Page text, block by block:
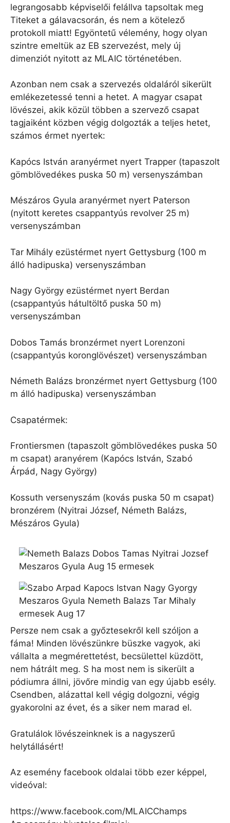
legrangosabb képviselői felállva tapsoltak meg
Titeket a gálavacsorán, és nem a kötelező
protokoll miatt! Egyöntetű vélemény, hogy olyan
szintre emeltük az EB szervezést, mely új
dimenziót nyitott az MLAIC történetében.
Azonban nem csak a szervezés oldaláról sikerült
emlékezetessé tenni a hetet. A magyar csapat
lövészei, akik közül többen a szervező csapat
tagjaiként közben végig dolgozták a teljes hetet,
számos érmet nyertek:
Kapócs István aranyérmet nyert Trapper (tapaszolt
gömblövedékes puska 50 m) versenyszámban
Mészáros Gyula aranyérmet nyert Paterson
(nyitott keretes csappantyús revolver 25 m)
versenyszámban
Tar Mihály ezüstérmet nyert Gettysburg (100 m
álló hadipuska) versenyszámban
Nagy György ezüstérmet nyert Berdan
(csappantyús hátultöltő puska 50 m)
versenyszámban
Dobos Tamás bronzérmet nyert Lorenzoni
(csappantyús koronglövészet) versenyszámban
Németh Balázs bronzérmet nyert Gettysburg (100
m álló hadipuska) versenyszámban
Csapatérmek:
Frontiersmen (tapaszolt gömblövedékes puska 50
m csapat) aranyérem (Kapócs István, Szabó
Árpád, Nagy György)
Kossuth versenyszám (kovás puska 50 m csapat)
bronzérem (Nyitrai József, Németh Balázs,
Mészáros Gyula)
Persze nem csak a győztesekről kell szóljon a
fáma! Minden lövészünkre büszke vagyok, aki
vállalta a megmérettetést, becsülettel küzdött,
nem hátrált meg. S ha most nem is sikerült a
pódiumra állni, jövőre mindig van egy újabb esély.
Csendben, alázattal kell végig dolgozni, végig
gyakorolni az évet, és a siker nem marad el.
Gratulálok lövészeinknek is a nagyszerű
helytállásért!
Az esemény facebook oldalai több ezer képpel,
videóval:
https://www.facebook.com/MLAICChamps